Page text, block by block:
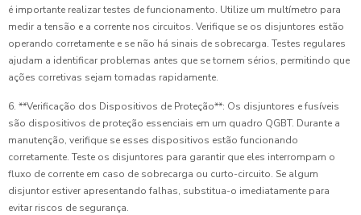
é importante realizar testes de funcionamento. Utilize um multímetro para
medir a tensão e a corrente nos circuitos. Verifique se os disjuntores estão
operando corretamente e se não há sinais de sobrecarga. Testes regulares
ajudam a identificar problemas antes que se tornem sérios, permitindo que
ações corretivas sejam tomadas rapidamente.
6. **Verificação dos Dispositivos de Proteção**: Os disjuntores e fusíveis
são dispositivos de proteção essenciais em um quadro QGBT. Durante a
manutenção, verifique se esses dispositivos estão funcionando
corretamente. Teste os disjuntores para garantir que eles interrompam o
fluxo de corrente em caso de sobrecarga ou curto-circuito. Se algum
disjuntor estiver apresentando falhas, substitua-o imediatamente para
evitar riscos de segurança.